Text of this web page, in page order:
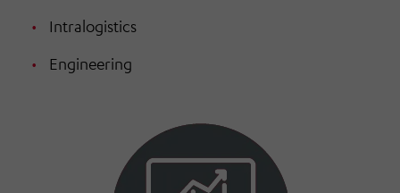
Intralogistics
Engineering